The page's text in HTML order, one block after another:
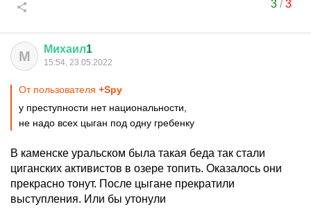
3/3
М Михаил1
15:54, 23.05.2022
От пользователя +Spy
у преступности нет национальности,
не надо всех цыган под одну гребенку
В каменске уральском была такая беда так стали
циганских активистов в озере топить. Оказалось они
прекрасно тонут. После цыгане прекратили
выступления. Или бы утонули